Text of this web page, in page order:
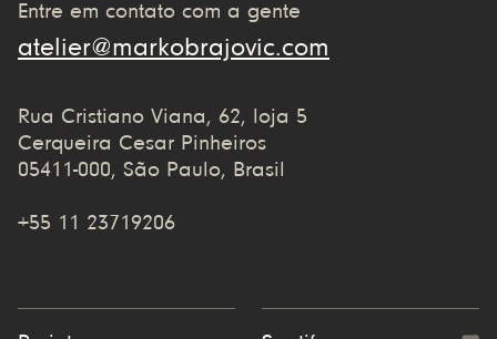
Entre em contato com a gente
atelier@markobrajovic.com
Rua Cristiano Viana, 62, loja 5
Cerqueira Cesar Pinheiros
05411-000, São Paulo, Brasil
+55 11 23719206